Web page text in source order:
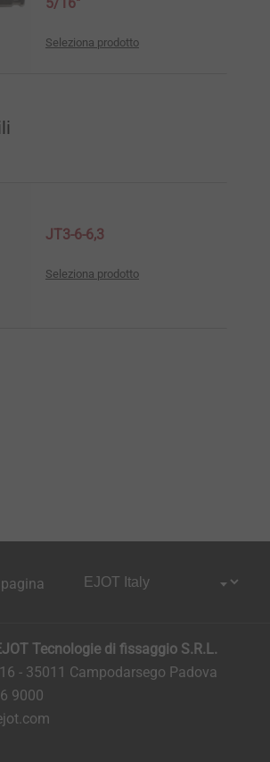
Seleziona prodotto
JT3-6-6,3
Seleziona prodotto
Tecnologie di fissaggio S.R.L.
- 35011 Campodarsego Padova
9000